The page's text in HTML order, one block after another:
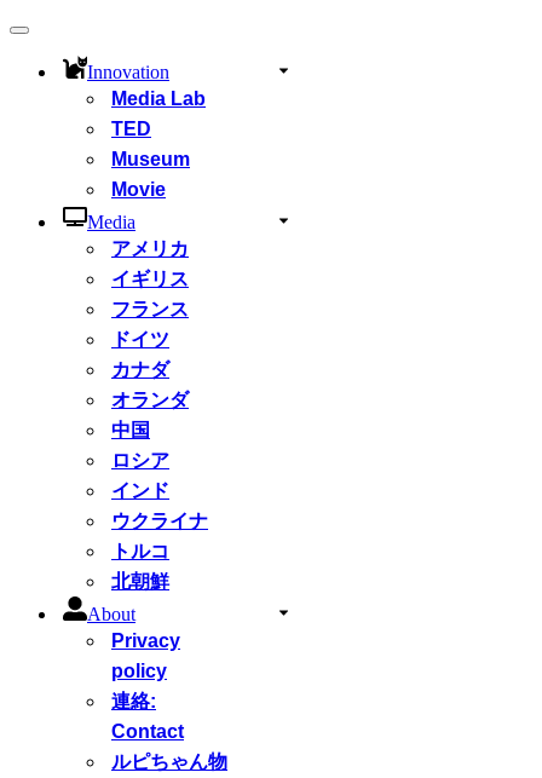
ナ
Innovation
Media Lab
TED
Museum
Movie
Media
アメリカ
イギリス
フランス
ドイツ
カナダ
オランダ
中国
ロシア
インド
ウクライナ
トルコ
北朝鮮
About
Privacy
policy
連絡:
Contact
ルピちゃん物